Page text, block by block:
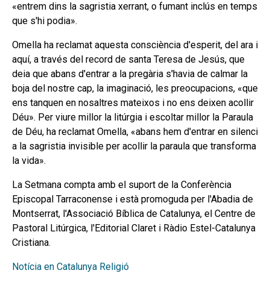
«entrem dins la sagristia xerrant, o fumant inclús en temps
que s'hi podia».
Omella ha reclamat aquesta consciència d'esperit, del ara i
aquí, a través del record de santa Teresa de Jesús, que
deia que abans d'entrar a la pregària s'havia de calmar la
boja del nostre cap, la imaginació, les preocupacions, «que
ens tanquen en nosaltres mateixos i no ens deixen acollir
Déu». Per viure millor la litúrgia i escoltar millor la Paraula
de Déu, ha reclamat Omella, «abans hem d'entrar en silenci
a la sagristia invisible per acollir la paraula que transforma
la vida».
La Setmana compta amb el suport de la Conferència
Episcopal Tarraconense i està promoguda per l'Abadia de
Montserrat, l'Associació Bíblica de Catalunya, el Centre de
Pastoral Litúrgica, l'Editorial Claret i Ràdio Estel-Catalunya
Cristiana.
Notícia en Catalunya Religió